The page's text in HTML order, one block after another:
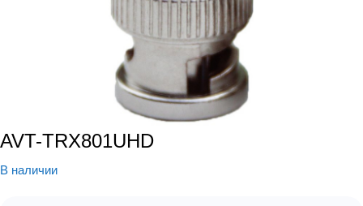
AVT-TRX801UHD
В наличии